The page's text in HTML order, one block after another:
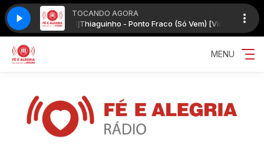
TOCANDO AGORA
[Vídeo Oficial] Thiaguinho - Ponto Fraco (Só Vem) [Vídeo Oficial]
MENU